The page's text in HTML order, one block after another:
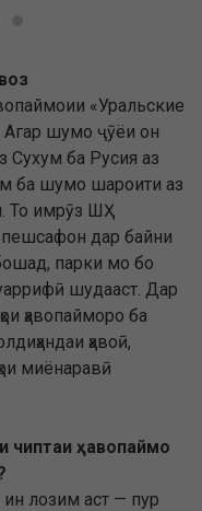
«Уральские
шумо ҷӯёи он
Сухум ба Русия аз
ба шумо шароити аз
То имрӯз ШҲ
дар байни
парки мо бо
шудааст. Дар
ҳавопайморо ба
ҳавоӣ,
миёнаравӣ
чиптаи ҳавопаймо
лозим аст — пур